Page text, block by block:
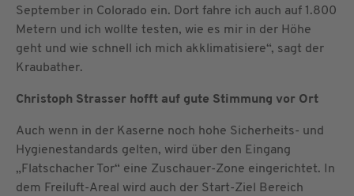
September in Colorado ein. Dort fahre ich auch auf 1.800
Metern und ich wollte testen, wie es mir in der Höhe
geht und wie schnell ich mich akklimatisiere“, sagt der
Kraubather.
Christoph Strasser hofft auf gute Stimmung vor Ort
Auch wenn in der Kaserne noch hohe Sicherheits- und
Hygienestandards gelten, wird über den Eingang
„Flatschacher Tor“ eine Zuschauer-Zone eingerichtet. In
dem Freiluft-Areal wird auch der Start-Ziel Bereich